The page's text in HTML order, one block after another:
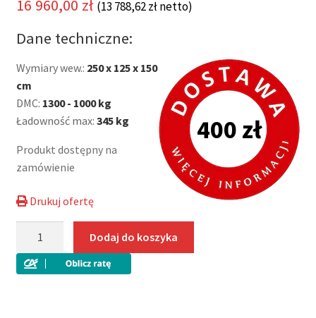
16 960,00 zł (13 788,62złnetto)
Dane techniczne:
400 zł
Wymiary wew.: 250 x 125 x 150
cm
DMC: 1300 - 1000 kg
Ładowność max: 345 kg
Produkt dostępny na
zamówienie
Drukuj ofertę
sklejkowy
Dodaj do koszyka